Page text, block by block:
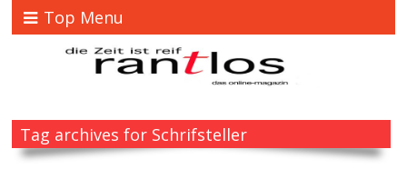
Top Menu
Tag archives for Schrifsteller